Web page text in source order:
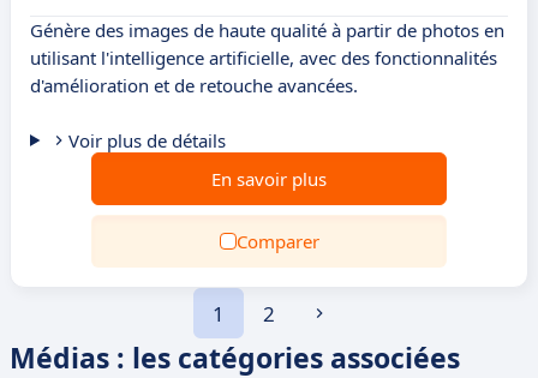
Génère des images de haute qualité à partir de photos en
utilisant l'intelligence artificielle, avec des fonctionnalités
d'amélioration et de retouche avancées.
Voir plus de détails
En savoir plus
Comparer
1 2
Médias : les catégories associées